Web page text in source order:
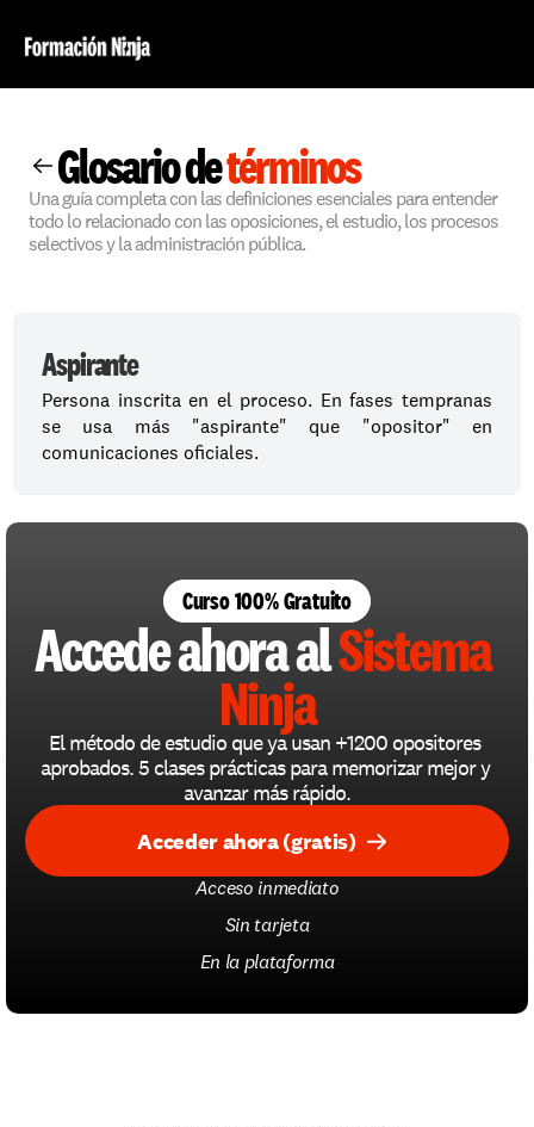
Glosario de términos
Una guía completa con las definiciones esenciales para entender
todo lo relacionado con las oposiciones, el estudio, los procesos
selectivos y la administración pública.
Aspirante
Persona inscrita en el proceso. En fases tempranas
se usa más "aspirante" que "opositor" en
comunicaciones oficiales.
Curso 100% Gratuito
Accede ahora al Sistema
Ninja
El método de estudio que ya usan +1200 opositores
aprobados. 5 clases prácticas para memorizar mejor y
avanzar más rápido.
Acceder ahora (gratis)
Acceso inmediato
Sin tarjeta
En la plataforma